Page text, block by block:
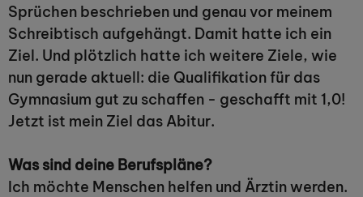
Sprüchen beschrieben und genau vor meinem
Schreibtisch aufgehängt. Damit hatte ich ein
Ziel. Und plötzlich hatte ich weitere Ziele, wie
nun gerade aktuell: die Qualifikation für das
Gymnasium gut zu schaffen - geschafft mit 1,0!
Jetzt ist mein Ziel das Abitur.
Was sind deine Berufspläne?
Ich möchte Menschen helfen und Ärztin werden.